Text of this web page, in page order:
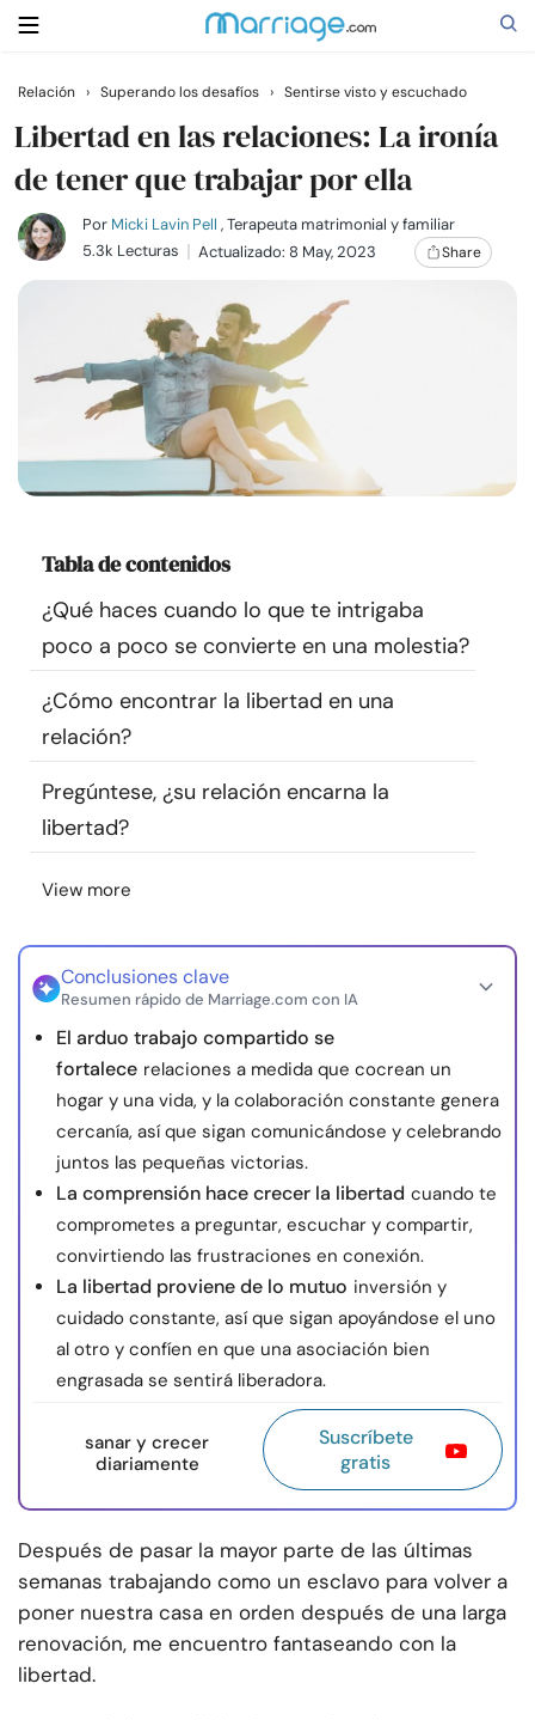
Buscar
Casarse
Relaciones
Familia
Cursos
Recursos
Comunidad
Encuentra un terapeuta
Idioma ES
nosotros
Relación › Superando los desafíos › Sentirse visto y escuchado
Libertad en las relaciones: La ironía
de tener que trabajar por ella
Por Micki Lavin Pell , Terapeuta matrimonial y familiar
5.3k Lecturas
Actualizado: 8 May, 2023 Share
Tabla de contenidos
¿Qué haces cuando lo que te intrigaba
poco a poco se convierte en una molestia?
¿Cómo encontrar la libertad en una
relación?
Pregúntese, ¿su relación encarna la
libertad?
View more
Conclusiones clave
Resumen rápido de Marriage.com con IA
El arduo trabajo compartido se
fortalece relaciones a medida que cocrean un
hogar y una vida, y la colaboración constante genera
cercanía, así que sigan comunicándose y celebrando
juntos las pequeñas victorias.
La comprensión hace crecer la libertad cuando te
comprometes a preguntar, escuchar y compartir,
convirtiendo las frustraciones en conexión.
La libertad proviene de lo mutuo inversión y
cuidado constante, así que sigan apoyándose el uno
al otro y confíen en que una asociación bien
engrasada se sentirá liberadora.
sanar y crecer
diariamente
Suscríbete
gratis
Después de pasar la mayor parte de las últimas
semanas trabajando como un esclavo para volver a
poner nuestra casa en orden después de una larga
renovación, me encuentro fantaseando con la
libertad.